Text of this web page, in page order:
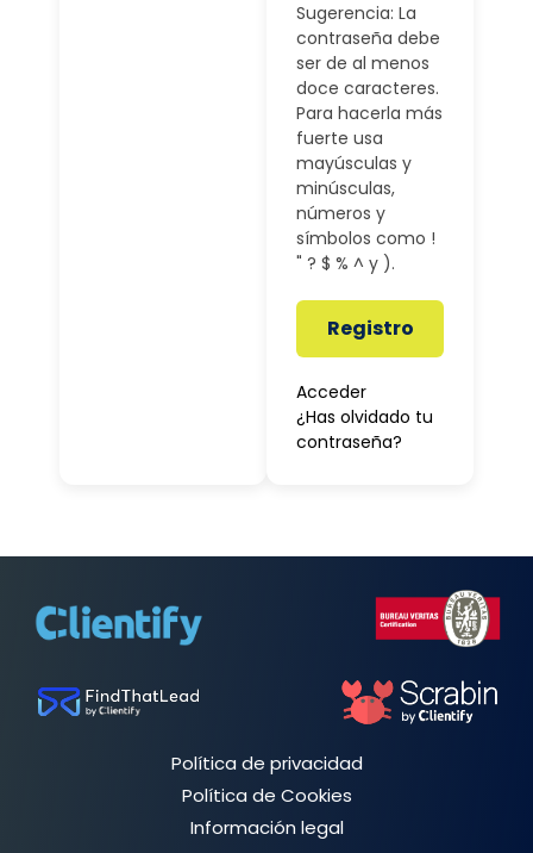
Sugerencia: La
contraseña debe
ser de al menos
doce caracteres.
Para hacerla más
fuerte usa
mayúsculas y
minúsculas,
números y
símbolos como !
" ? $ % ^ y ).
Registro
Acceder
¿Has olvidado tu
contraseña?
Política de privacidad
Política de Cookies
Información legal